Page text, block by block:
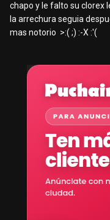
chapo y le falto su clorex
la arrechura seguia
mas notorio >:( ;) :-X :'(